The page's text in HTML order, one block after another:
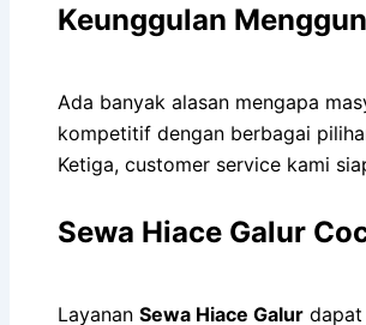
Keunggulan
Ada banyak alasan mengapa
kompetitif dengan berbagai
Ketiga, customer service kami
Sewa Hiace Galur
Layanan Sewa Hiace Galur dapat